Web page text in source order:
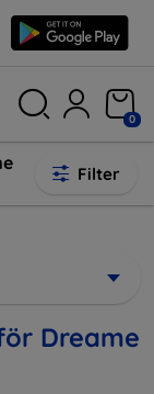
0
Filter
Dreame